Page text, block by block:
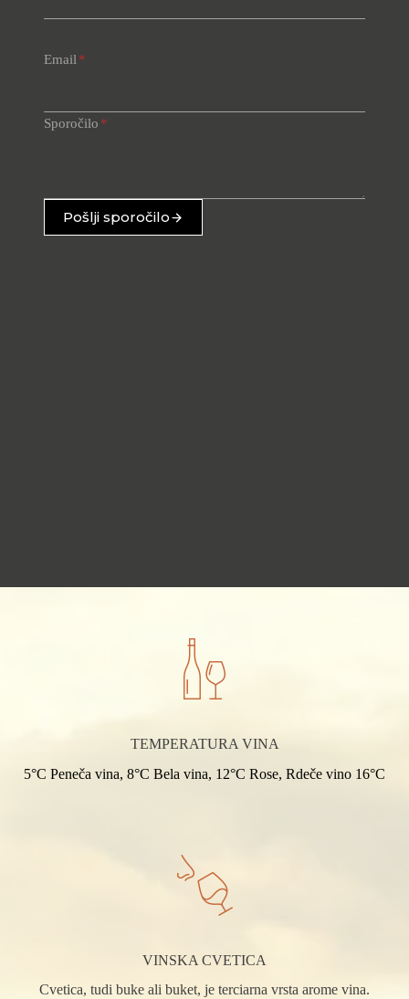
Email *
Sporočilo *
Pošlji sporočilo
TEMPERATURA VINA
5°C Peneča vina, 8°C Bela vina, 12°C Rose, Rdeče vino 16°C
VINSKA CVETICA
Cvetica, tudi buke ali buket, je terciarna vrsta arome vina.